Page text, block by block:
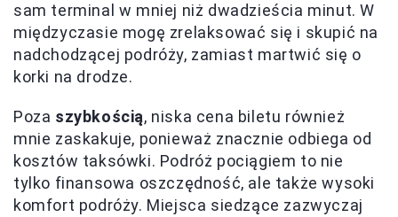
sam terminal w mniej niż dwadzieścia minut. W
międzyczasie mogę zrelaksować się i skupić na
nadchodzącej podróży, zamiast martwić się o
korki na drodze.
Poza szybkością, niska cena biletu również
mnie zaskakuje, ponieważ znacznie odbiega od
kosztów taksówki. Podróż pociągiem to nie
tylko finansowa oszczędność, ale także wysoki
komfort podróży. Miejsca siedzące zazwyczaj